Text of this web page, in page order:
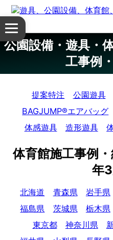
体
育
具
メ
ニ
ュ
を
公園設備・遊具・
工事例
提案特注 公園遊具
BAGJUMP®エアバッグ
体感遊具
造形遊具
体育館施工事例
年3
北海道 青森県 岩手県
福島県
茨城県 栃木県
東京都
神奈川県